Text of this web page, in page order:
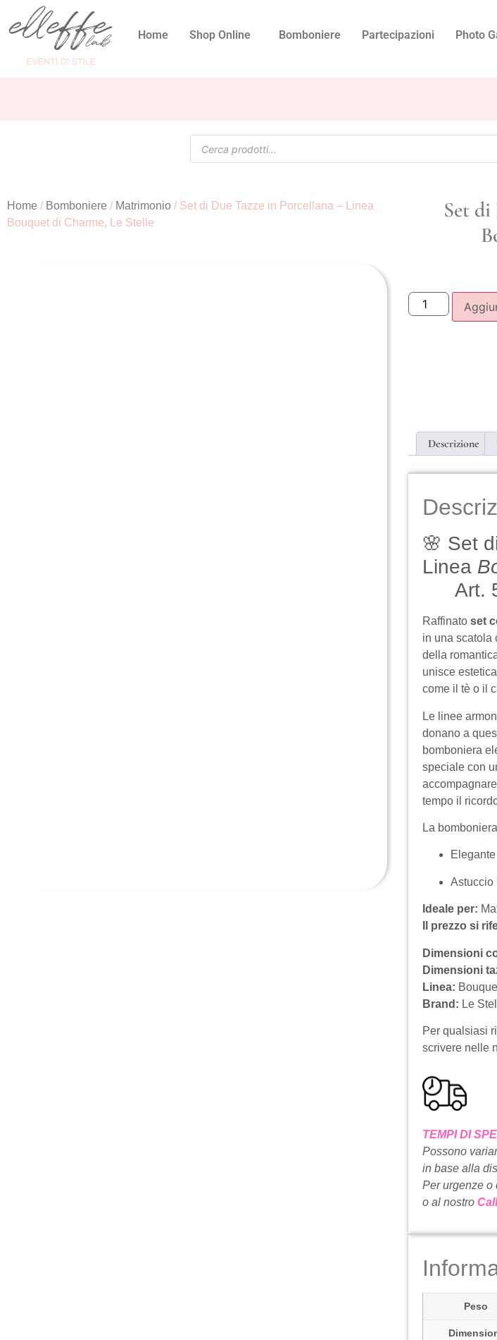
Home Shop Online Bomboniere Partecipazioni Photo
Home / Bomboniere / Matrimonio / Set di Due Tazze in Porcellana – Linea
Bouquet di Charme, Le Stelle
Set
Descrizione
🌸 Set
Linea
Art.
Raffinato set
in una scatola
della
unisce
come il tè o il
Le linee
donano a
bomboniera
speciale con
tempo il
La
Astuccio
Ideale per:
Il prezzo si
Dimensioni
Dimensioni
Linea:
Brand: Le
Per qualsiasi
scrivere nelle
TEMPI DI
Possono
in base alla
Per urgenze o
o al nostro
Peso